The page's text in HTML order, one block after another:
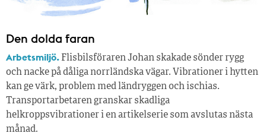
Den dolda faran
Arbetsmiljö. Flisbilsföraren Johan skakade sönder rygg
och nacke på dåliga norrländska vägar. Vibrationer i hytten
kan ge värk, problem med ländryggen och ischias.
Transportarbetaren granskar skadliga
helkroppsvibrationer i en artikelserie som avslutas nästa
månad.